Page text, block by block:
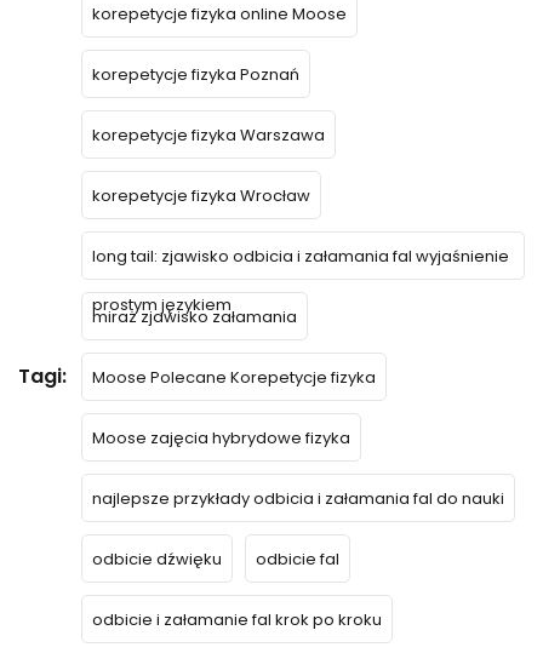
Tagi:
korepetycje fizyka online Moose
korepetycje fizyka Poznań
korepetycje fizyka Warszawa
korepetycje fizyka Wrocław
long tail: zjawisko odbicia i załamania fal wyjaśnienie
prostym językiem
miraż zjawisko załamania
Moose Polecane Korepetycje fizyka
Moose zajęcia hybrydowe fizyka
najlepsze przykłady odbicia i załamania fal do nauki
odbicie dźwięku odbicie fal
odbicie i załamanie fal krok po kroku